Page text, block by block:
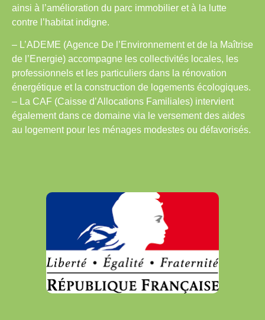
ainsi à l’amélioration du parc immobilier et à la lutte
contre l’habitat indigne.
– L’ADEME (Agence De l’Environnement et de la Maîtrise
de l’Energie) accompagne les collectivités locales, les
professionnels et les particuliers dans la rénovation
énergétique et la construction de logements écologiques.
– La CAF (Caisse d’Allocations Familiales) intervient
également dans ce domaine via le versement des aides
au logement pour les ménages modestes ou défavorisés.